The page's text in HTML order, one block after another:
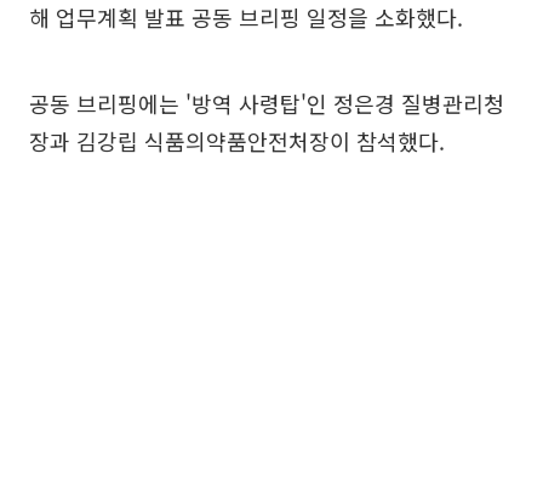
해 업무계획 발표 공동 브리핑 일정을 소화했다.
공동 브리핑에는 '방역 사령탑'인 정은경 질병관리청
장과 김강립 식품의약품안전처장이 참석했다.